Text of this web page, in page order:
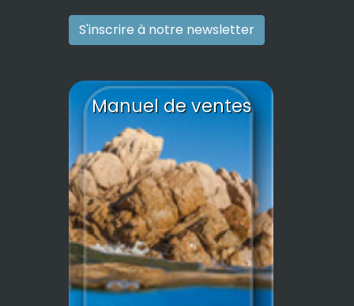
S'inscrire à notre newsletter
Manuel de ventes